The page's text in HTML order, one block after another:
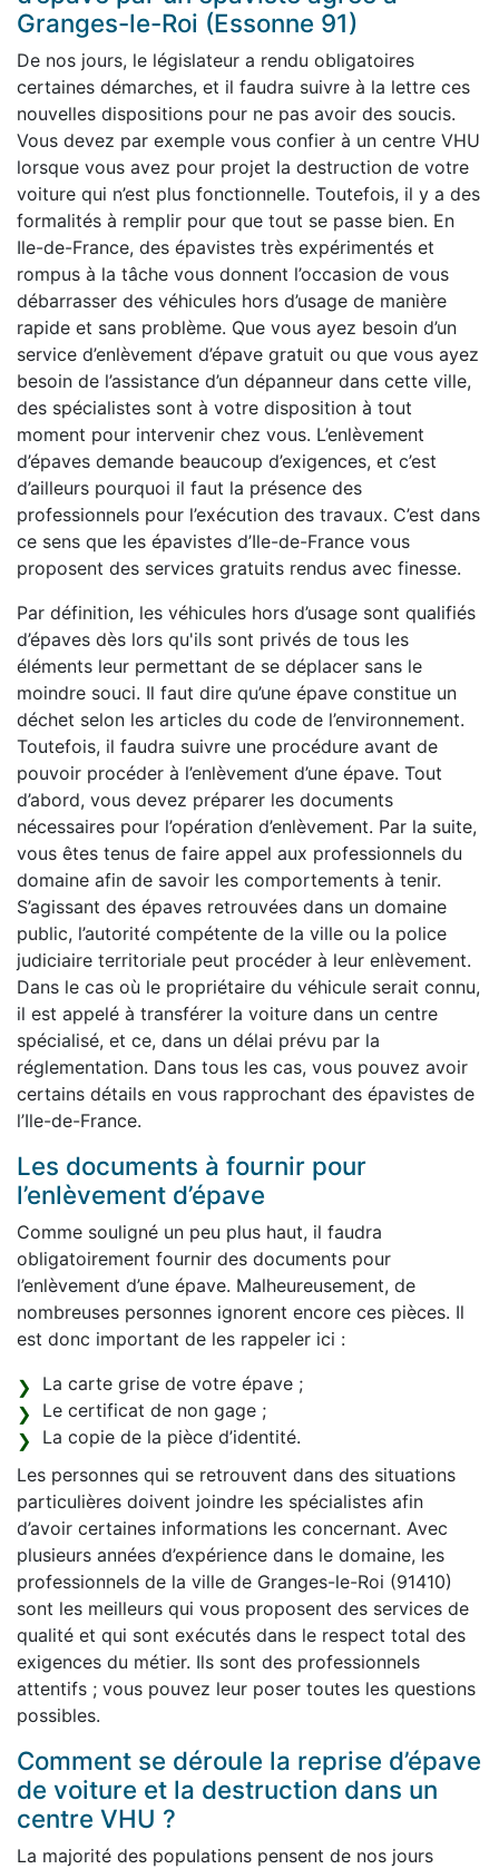
Granges-le-Roi (Essonne 91)
De nos jours, le législateur a rendu obligatoires
certaines démarches, et il faudra suivre à la lettre ces
nouvelles dispositions pour ne pas avoir des soucis.
Vous devez par exemple vous confier à un centre VHU
lorsque vous avez pour projet la destruction de votre
voiture qui n’est plus fonctionnelle. Toutefois, il y a des
formalités à remplir pour que tout se passe bien. En
Ile-de-France, des épavistes très expérimentés et
rompus à la tâche vous donnent l’occasion de vous
débarrasser des véhicules hors d’usage de manière
rapide et sans problème. Que vous ayez besoin d’un
service d’enlèvement d’épave gratuit ou que vous ayez
besoin de l’assistance d’un dépanneur dans cette ville,
des spécialistes sont à votre disposition à tout
moment pour intervenir chez vous. L’enlèvement
d’épaves demande beaucoup d’exigences, et c’est
d’ailleurs pourquoi il faut la présence des
professionnels pour l’exécution des travaux. C’est dans
ce sens que les épavistes d’Ile-de-France vous
proposent des services gratuits rendus avec finesse.
Par définition, les véhicules hors d’usage sont qualifiés
d’épaves dès lors qu'ils sont privés de tous les
éléments leur permettant de se déplacer sans le
moindre souci. Il faut dire qu’une épave constitue un
déchet selon les articles du code de l’environnement.
Toutefois, il faudra suivre une procédure avant de
pouvoir procéder à l’enlèvement d’une épave. Tout
d’abord, vous devez préparer les documents
nécessaires pour l’opération d’enlèvement. Par la suite,
vous êtes tenus de faire appel aux professionnels du
domaine afin de savoir les comportements à tenir.
S’agissant des épaves retrouvées dans un domaine
public, l’autorité compétente de la ville ou la police
judiciaire territoriale peut procéder à leur enlèvement.
Dans le cas où le propriétaire du véhicule serait connu,
il est appelé à transférer la voiture dans un centre
spécialisé, et ce, dans un délai prévu par la
réglementation. Dans tous les cas, vous pouvez avoir
certains détails en vous rapprochant des épavistes de
l’Ile-de-France.
Les documents à fournir pour
l’enlèvement d’épave
Comme souligné un peu plus haut, il faudra
obligatoirement fournir des documents pour
l’enlèvement d’une épave. Malheureusement, de
nombreuses personnes ignorent encore ces pièces. Il
est donc important de les rappeler ici :
La carte grise de votre épave ;
Le certificat de non gage ;
La copie de la pièce d’identité.
Les personnes qui se retrouvent dans des situations
particulières doivent joindre les spécialistes afin
d’avoir certaines informations les concernant. Avec
plusieurs années d’expérience dans le domaine, les
professionnels de la ville de Granges-le-Roi (91410)
sont les meilleurs qui vous proposent des services de
qualité et qui sont exécutés dans le respect total des
exigences du métier. Ils sont des professionnels
attentifs ; vous pouvez leur poser toutes les questions
possibles.
Comment se déroule la reprise d’épave
de voiture et la destruction dans un
centre VHU ?
La majorité des populations pensent de nos jours